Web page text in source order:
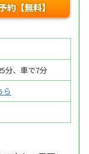
約【無料】
分、車で7分
ら